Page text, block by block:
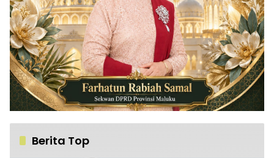
Berita Top